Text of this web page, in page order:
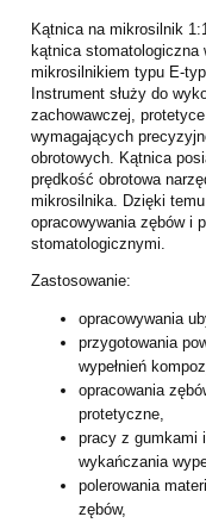
Kątnica na mikrosilnik
kątnica stomatologiczna
mikrosilnikiem typu E-
Instrument służy do
zachowawczej,
wymagających
obrotowych. Kątnica
prędkość obrotowa
mikrosilnika. Dzięki
opracowywania zębów i
stomatologicznymi.
Zastosowanie:
opracowywania
przygotowania
wypełnień
opracowania
protetyczne,
pracy z gumkami
wykańczania
polerowania
zębów,